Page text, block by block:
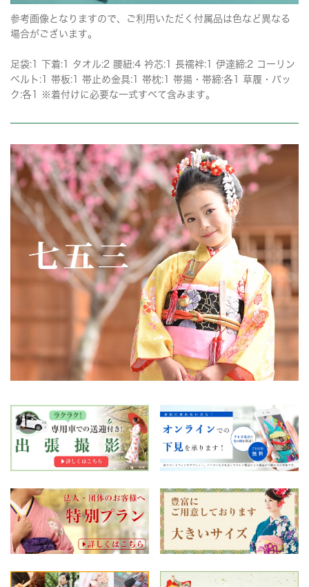
参考画像となりますので、ご利用いただく付属品は色など異なる
場合がございます。
足袋:1 下着:1 タオル:2 腰紐:4 衿芯:1 長襦袢:1 伊達締:2 コーリン
ベルト:1 帯板:1 帯止め金具:1 帯枕:1 帯揚・帯締:各1 草履・バッ
ク:各1 ※着付けに必要な一式すべて含みます。